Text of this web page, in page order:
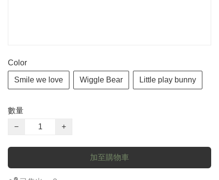
Color
Smile we love Wiggle Bear Little play bunny
數量
−
+
加至購物車